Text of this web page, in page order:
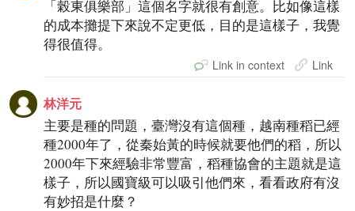
「榖東俱樂部」這個名字就很有創意。比如像這樣
的成本攤提下來說不定更低，目的是這樣子，我覺
得很值得。
Link in context Link
林洋元
主要是種的問題，臺灣沒有這個種，越南種稻已經
種2000年了，從秦始黃的時候就要他們的稻，所以
2000年下來經驗非常豐富，稻種協會的主題就是這
樣子，所以國寶級可以吸引他們來，看看政府有沒
有妙招是什麼？